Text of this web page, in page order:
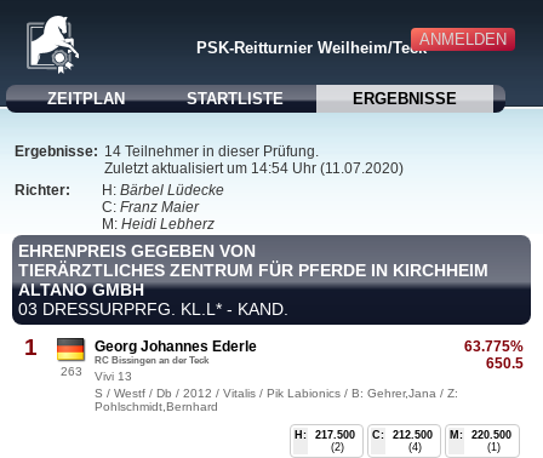
ANMELDEN
PSK-Reitturnier Weilheim/Teck
ZEITPLAN STARTLISTE ERGEBNISSE
Ergebnisse: 14 Teilnehmer in dieser Prüfung.
Zuletzt aktualisiert um 14:54 Uhr (11.07.2020)
Richter:
H: Bärbel Lüdecke
C: Franz Maier
M: Heidi Lebherz
EHRENPREIS GEGEBEN VON
TIERÄRZTLICHES ZENTRUM FÜR PFERDE IN KIRCHHEIM
ALTANO GMBH
03 DRESSURPRFG. KL.L* - KAND.
1
263
63.775%
650.5
Georg Johannes Ederle
RC Bissingen an der Teck
Vivi 13
S / Westf / Db / 2012 / Vitalis / Pik Labionics / B: Gehrer,Jana / Z:
Pohlschmidt,Bernhard
M:
220.500
(1)
C:
212.500
(4)
H:
217.500
(2)